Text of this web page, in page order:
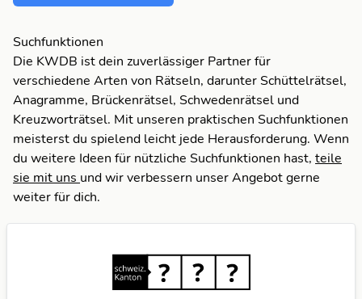
Suchfunktionen
Die KWDB ist dein zuverlässiger Partner für
verschiedene Arten von Rätseln, darunter Schüttelrätsel,
Anagramme, Brückenrätsel, Schwedenrätsel und
Kreuzworträtsel. Mit unseren praktischen Suchfunktionen
meisterst du spielend leicht jede Herausforderung. Wenn
du weitere Ideen für nützliche Suchfunktionen hast, teile
sie mit uns und wir verbessern unser Angebot gerne
weiter für dich.